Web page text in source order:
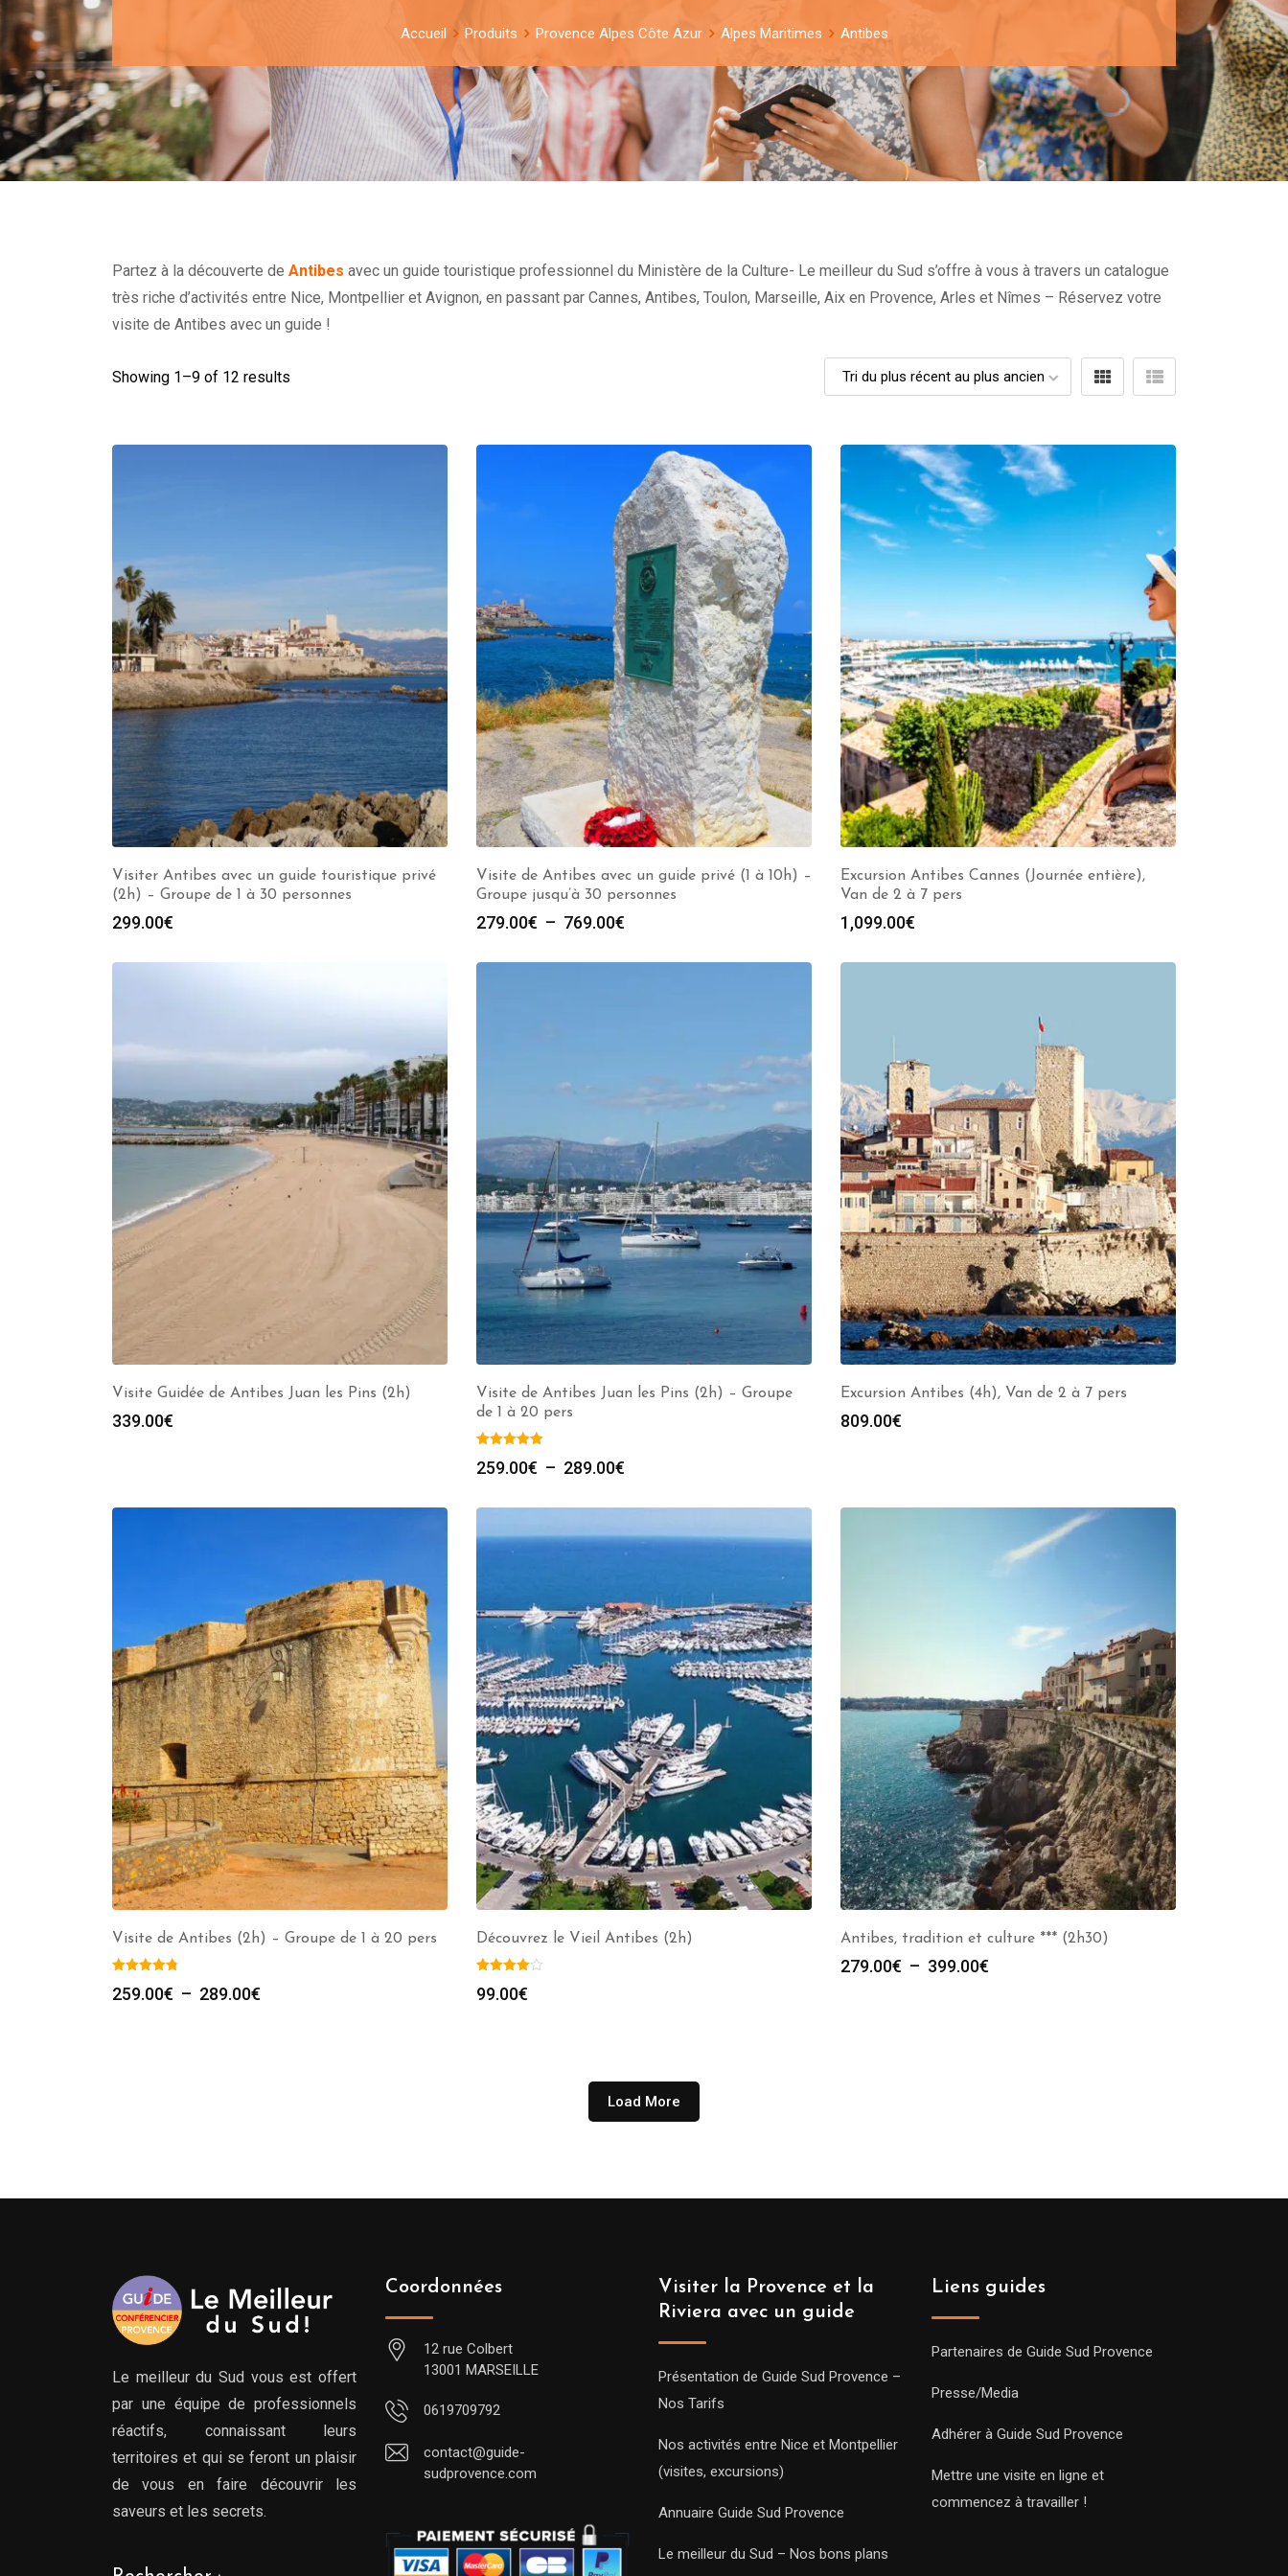
Accueil Produits Provence Alpes Côte Azur Alpes Maritimes Antibes
Partez à la découverte de Antibes avec un guide touristique professionnel du Ministère de la Culture- Le meilleur du Sud s’offre à vous à travers un catalogue
très riche d’activités entre Nice, Montpellier et Avignon, en passant par Cannes, Antibes, Toulon, Marseille, Aix en Provence, Arles et Nîmes – Réservez votre
visite de Antibes avec un guide !
Showing 1–9 of 12 results
Visiter Antibes avec un guide touristique privé
(2h) – Groupe de 1 à 30 personnes
299.00€
Visite de Antibes avec un guide privé (1 à 10h) –
Groupe jusqu’à 30 personnes
279.00€ – 769.00€
prix :
Excursion Antibes Cannes (Journée entière),
Van de 2 à 7 pers
1,099.00€
Visite Guidée de Antibes Juan les Pins (2h)
339.00€
Visite de Antibes Juan les Pins (2h) – Groupe
de 1 à 20 pers
259.00€ – 289.00€
prix :
259.00€
à
Excursion Antibes (4h), Van de 2 à 7 pers
809.00€
Visite de Antibes (2h) – Groupe de 1 à 20 pers
259.00€ – 289.00€
Découvrez le Vieil Antibes (2h)
99.00€
Antibes, tradition et culture *** (2h30)
279.00€ – 399.00€
Load More
Le meilleur du Sud vous est offert
par une équipe de professionnels
réactifs, connaissant leurs
territoires et qui se feront un plaisir
de vous en faire découvrir les
saveurs et les secrets.
Coordonnées
12 rue Colbert
13001 MARSEILLE
0619709792
contact@guide-
sudprovence.com
Visiter la Provence et la
Riviera avec un guide
Présentation de Guide Sud Provence –
Nos Tarifs
Nos activités entre Nice et Montpellier
(visites, excursions)
Annuaire Guide Sud Provence
Le meilleur du Sud – Nos bons plans
Liens guides
Partenaires de Guide Sud Provence
Presse/Media
Adhérer à Guide Sud Provence
Mettre une visite en ligne et
commencez à travailler !